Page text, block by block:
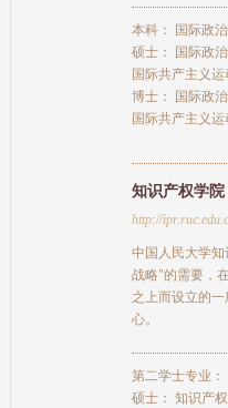
本科：
国际政治
硕士：
国际政治
国际共产主义运
博士：
国际政治
国际共产主义运
知识产权学院
http://
中国人民大学
战略"的需要，
之上而设立的
心。
第二学士专业：
硕士： 知识产